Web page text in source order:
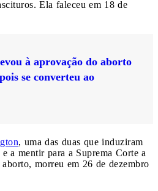
Ela faleceu em 18 de
à aprovação do aborto
se converteu ao
, uma das duas que induziram
a mentir para a Suprema Corte a
morreu em 26 de dezembro